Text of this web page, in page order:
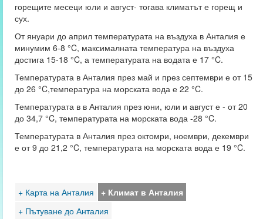
горещите месеци юли и август- тогава климатът е горещ и
сух.
От януари до април температурата на въздуха в Анталия е
минумим 6-8 °C, максималната температура на въздуха
достига 15-18 °C, а температурата на водата е 17 °C.
Температурата в Анталия през май и през септември е от 15
до 26 °C,температура на морската вода е 22 °C.
Температурата в в Анталия през юни, юли и август е - от 20
до 34,7 °C, температурата на морската вода -28 °C.
Температурата в Анталия през октомри, ноември, декември
е от 9 до 21,2 °C, температурата на морската вода е 19 °C.
+ Карта на Анталия
+ Климат в Анталия
+ Пътуване до Анталия